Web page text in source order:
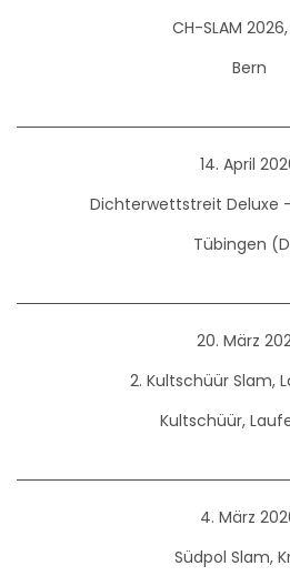
CH-SLAM
Bern
14. April
Dichterwettstreit Deluxe
Tübingen
20. März
2. Kultschüür Slam,
Kultschüür,
4. März
Südpol Slam,